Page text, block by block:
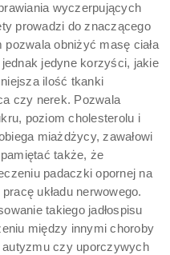
wyczerpujących
prowadzi do znaczącego
obniżyć masę ciała
jedyne korzyści, jakie
ilość tkanki
czy nerek. Pozwala
poziom cholesterolu i
miażdżycy, zawałowi
także, że
padaczki opornej na
układu nerwowego.
takiego jadłospisu
między innymi choroby
czy uporczywych